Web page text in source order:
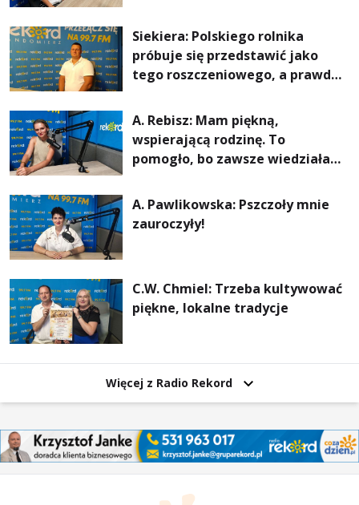
rachunki za energię, lepszy
komfort życia i... czystsze
powietrze
Siekiera: Polskiego rolnika
próbuje się przedstawić jako
tego roszczeniowego, a prawda
A. Rebisz: Mam piękną,
wspierającą rodzinę. To
pomogło, bo zawsze wiedziałam,
najważniejsza
A. Pawlikowska: Pszczoły mnie
zauroczyły!
C.W. Chmiel: Trzeba kultywować
piękne, lokalne tradycje
Więcej z Radio Rekord